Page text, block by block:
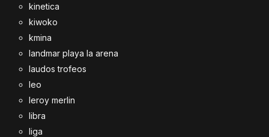
kinetica
kiwoko
kmina
landmar playa la arena
laudos trofeos
leo
leroy merlin
libra
liga